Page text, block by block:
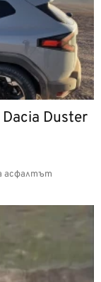
Duster
асфалтът